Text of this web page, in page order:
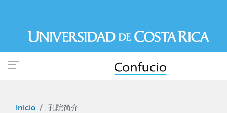
contenido
principal
Inicio
孔院简介